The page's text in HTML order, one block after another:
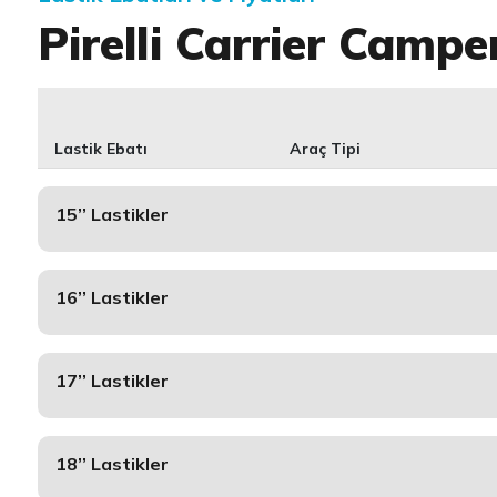
Pirelli Carrier
Lastik Ebatı Araç Tipi
15’’ Lastikler
16’’ Lastikler
17’’ Lastikler
18’’ Lastikler